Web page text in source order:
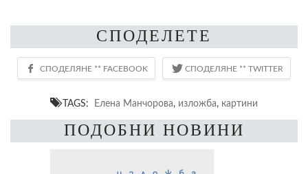
СПОДЕЛЕТЕ
TAGS: Елена Манчорова, изложба, картини
ПОДОБНИ НОВИНИ